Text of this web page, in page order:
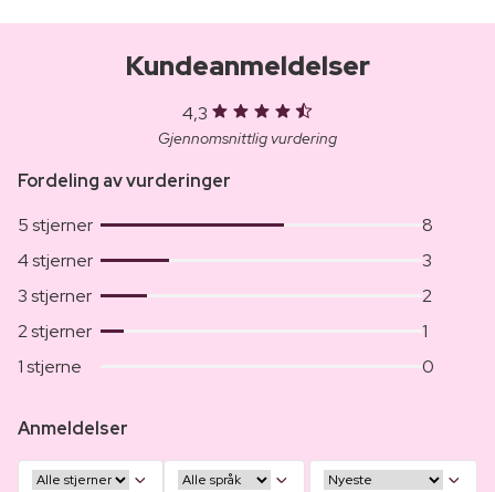
Kundeanmeldelser
4,3
Gjennomsnittlig vurdering
Fordeling av vurderinger
5 stjerner
8
4 stjerner
3
3 stjerner
2
2 stjerner
1
1 stjerne
0
Anmeldelser